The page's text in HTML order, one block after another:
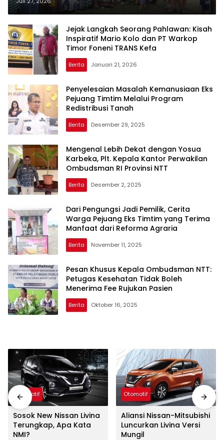
Pendaftaran 10 Tanah Ulayat di
Sumba TimurJejak Langkah Seorang Pahlawan: Kisah
Inspiratif Mario Kolo dan PT Warkop
Timor Foneni TRANS Kefa
Berita Januari 21, 2026
Penyelesaian Masalah Kemanusiaan Eks
Pejuang Timtim Melalui Program
Redistribusi Tanah
Berita Desember 29, 2025
Mengenal Lebih Dekat dengan Yosua
Karbeka, Plt. Kepala Kantor Perwakilan
Ombudsman RI Provinsi NTT
Berita Desember 2, 2025
Dari Pengungsi Jadi Pemilik, Cerita
Warga Pejuang Eks Timtim yang Terima
Manfaat dari Reforma Agraria
Berita November 11, 2025
Pesan Khusus Kepala Ombudsman NTT:
Petugas Kesehatan Tidak Boleh
Menerima Fee Rujukan Pasien
Berita Oktober 16, 2025
Otomotif
Sosok New Nissan Livina
Terungkap, Apa Kata
NMI?
Otomotif
Aliansi Nissan-Mitsubishi
Luncurkan Livina Versi
Mungil